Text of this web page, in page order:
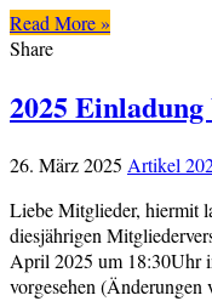
Read More »
Share
2025
26. März 2025 Artikel
Liebe Mitglieder, hiermit
diesjährigen
April 2025 um 18:30Uhr
vorgesehen